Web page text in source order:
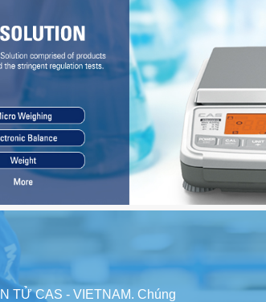
TỬ CAS - VIETNAM. Chúng